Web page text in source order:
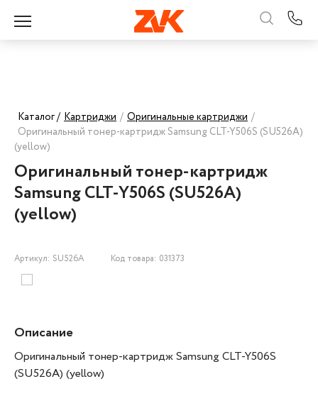
Каталог / Картриджи / Оригинальные картриджи /
Оригинальный тонер-картридж Samsung CLT-Y506S (SU526A)
(yellow)
Оригинальный тонер-картридж
Samsung CLT-Y506S (SU526A)
(yellow)
Артикул: SU526A Код товара: 031373
Описание
Оригинальный тонер-картридж Samsung CLT-Y506S
(SU526A) (yellow)